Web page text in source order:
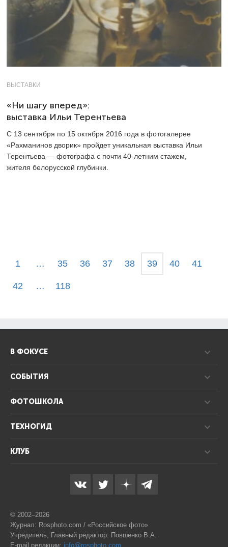
ВЫСТАВКИ
«Ни шагу вперед»:
выставка Ильи Терентьева
С 13 сентября по 15 октября 2016 года в фотогалерее
«Рахманинов дворик» пройдет уникальная выставка Ильи
Терентьева — фотографа с почти 40-летним стажем,
жителя белорусской глубинки.
1 … 35 36 37 38 39 40 41
42 … 118
В ФОКУСЕ
СОБЫТИЯ
ФОТОШКОЛА
ТЕХНОГИД
КЛУБ
© 2002–2026
Журнал: Rosphoto.com / «Российское фото»
Учредитель, Главный редактор: Повшенко В.А.
E-mail редакции: info@rosphoto.com